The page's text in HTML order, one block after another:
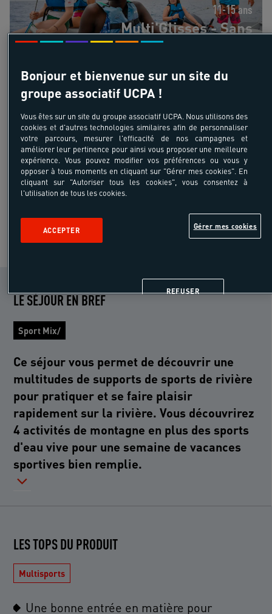
11-15 ans
Multi'Glisses - Sans
à partir de 325 €
/pers
hors transport
5 jours 4 nuits
VOIR PLUS DE SEJOURS
LE SÉJOUR EN BREF
Sport Mix/
Ce séjour vous permet de découvrir une
multitudes de supports de sports de rivière
pour pratiquer et se faire plaisir
rapidement sur la rivière. Vous découvrirez
4 activités de montagne en plus des sports
d'eau vive pour une semaine de vacances
sportives bien remplie.
LES TOPS DU PRODUIT
Multisports
Une bonne entrée en matière pour
Bonjour et bienvenue sur un site du
groupe associatif UCPA !
Vous êtes sur un site du groupe associatif UCPA. Nous utilisons des
cookies et d'autres technologies similaires afin de personnaliser
votre parcours, mesurer l'efficacité de nos campagnes et
améliorer leur pertinence pour ainsi vous proposer une meilleure
expérience. Vous pouvez modifier vos préférences ou vous y
opposer à tous moments en cliquant sur "Gérer mes cookies". En
cliquant sur "Autoriser tous les cookies", vous consentez à
l'utilisation de tous les cookies.
Gérer mes cookies
REFUSER
ACCEPTER